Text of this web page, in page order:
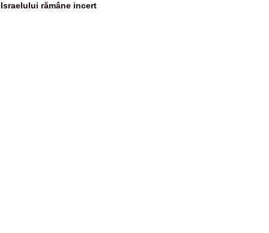
Israelului rămâne incert